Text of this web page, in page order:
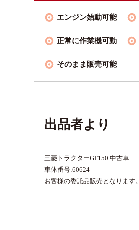
エンジン始動可能
正常に作業機可動
そのまま販売可能
出品者より
三菱トラクターGF150 中古車
車体番号:60624
お客様の委託品販売となります。